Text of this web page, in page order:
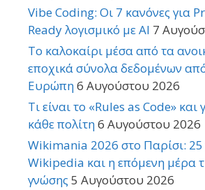
Vibe Coding: Οι 7 κανόνες για
Ready λογισμικό με AI 7
Το καλοκαίρι μέσα από τα
εποχικά σύνολα δεδομένων
Ευρώπη6 Αυγούστου 2026
Τι είναι το «Rules as Code» και
κάθε πολίτη6 Αυγούστου 2026
Wikimania 2026 στο Παρίσι:
Wikipedia και η επόμενη μέρα
γνώσης 5 Αυγούστου 2026